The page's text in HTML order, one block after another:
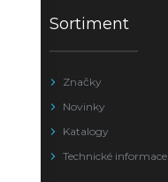
Sortiment
Značky
Novinky
Katalogy
Technické informace